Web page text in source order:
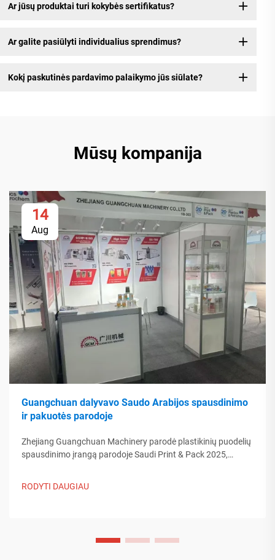
Ar jūsų produktai turi kokybės sertifikatus?
Ar galite pasiūlyti individualius sprendimus?
Kokį paskutinės pardavimo palaikymo jūs siūlate?
Mūsų kompanija
14
Aug
Guangchuan dalyvavo Saudo Arabijos spausdinimo
ir pakuotės parodoje
Zhejiang Guangchuan Machinery parodė plastikinių puodelių
spausdinimo įrangą parodoje Saudi Print & Pack 2025,
RODYTI DAUGIAU